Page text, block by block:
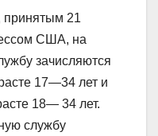
принятым 21
США, на
зачисляются
17—34 лет и
18— 34 лет.
службу